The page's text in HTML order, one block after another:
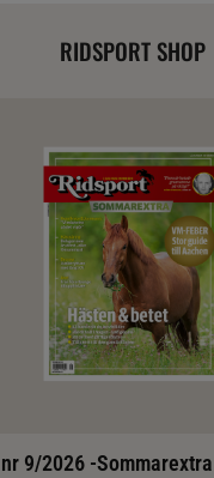
RIDSPORT SHOP
9/2026 -Sommarextra